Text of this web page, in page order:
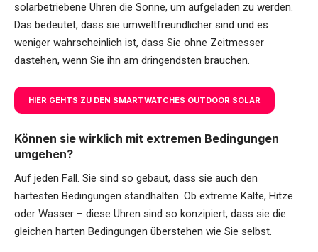
solarbetriebene Uhren die Sonne, um aufgeladen zu werden.
Das bedeutet, dass sie umweltfreundlicher sind und es
weniger wahrscheinlich ist, dass Sie ohne Zeitmesser
dastehen, wenn Sie ihn am dringendsten brauchen.
HIER GEHTS ZU DEN SMARTWATCHES OUTDOOR SOLAR
Können sie wirklich mit extremen Bedingungen
umgehen?
Auf jeden Fall. Sie sind so gebaut, dass sie auch den
härtesten Bedingungen standhalten. Ob extreme Kälte, Hitze
oder Wasser – diese Uhren sind so konzipiert, dass sie die
gleichen harten Bedingungen überstehen wie Sie selbst.